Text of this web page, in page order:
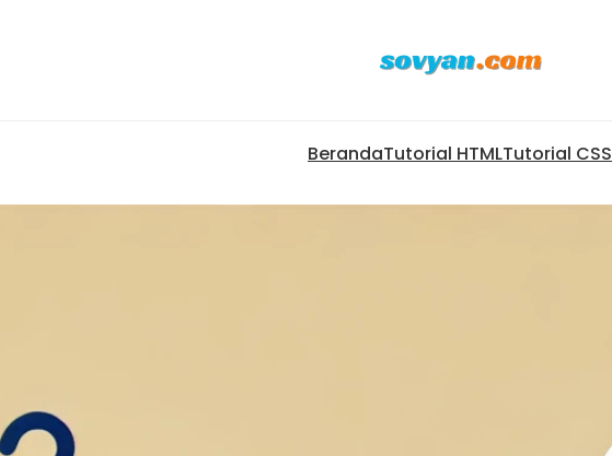
BerandaTutorial HTMLTutorial CSS